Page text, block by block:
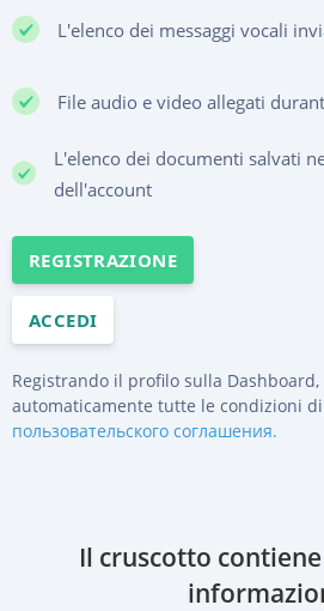
L'elenco dei messaggi vocali
File audio e video allegati
L'elenco dei documenti salvati
dell'account
REGISTRAZIONE
ACCEDI
Registrando il profilo sulla
automaticamente tutte le condizioni
пользовательского соглашения.
Il cruscotto